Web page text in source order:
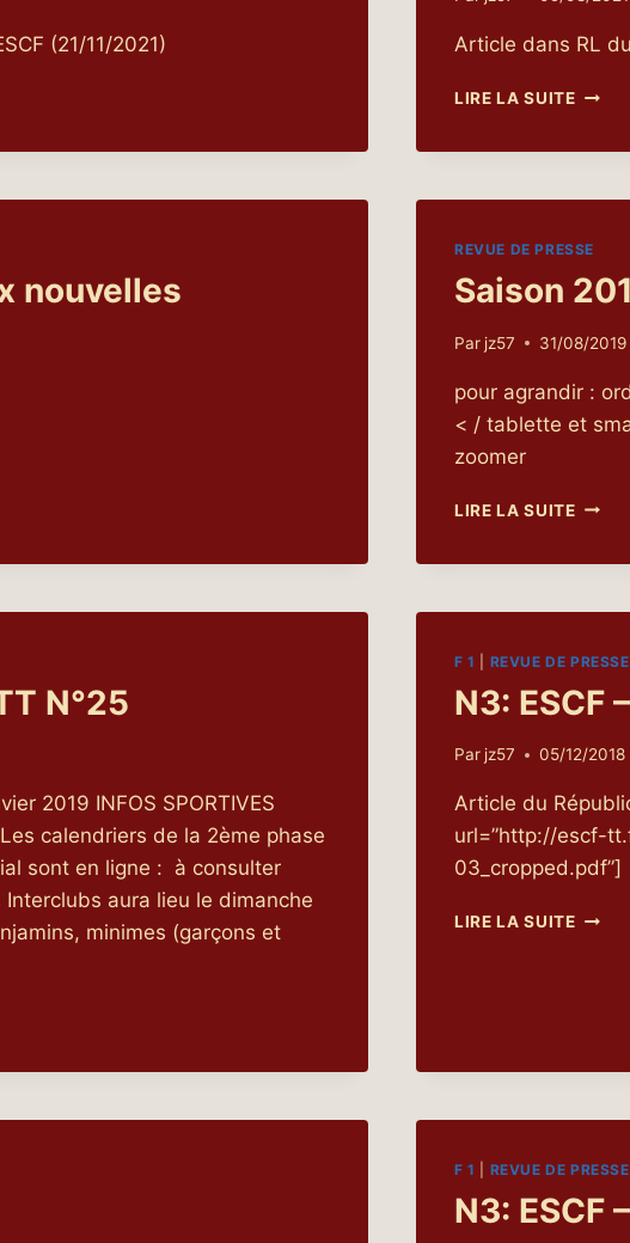
(21/11/2021) Article dans RL
LIRE LA SUITEJEUX
nouvelles
REVUE DE PRESSE
Saison
Par jz57 31/08/2019
pour agrandir :
< / tablette et
zoomer
LIRE LA SUITE
N°25
2019 INFOS SPORTIVES
calendriers de la 2ème phase
sont en ligne : à consulter
aura lieu le dimanche
minimes (garçons et
F 1 REVUE DE PRESSE
N3: ESCF
Par jz57 05/12/2018
Article du
url=”http://escf-
03_cropped.pdf”]
LIRE LA SUITEN3:
F 1 REVUE DE PRESSE
N3: ESCF